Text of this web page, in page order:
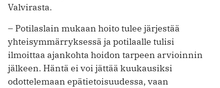
Valvirasta.
– Potilaslain mukaan hoito tulee järjestää
yhteisymmärryksessä ja potilaalle tulisi
ilmoittaa ajankohta hoidon tarpeen arvioinnin
jälkeen. Häntä ei voi jättää kuukausiksi
odottelemaan epätietoisuudessa, vaan